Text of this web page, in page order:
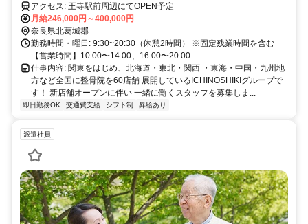
アクセス: 王寺駅前周辺にてOPEN予定
月給246,000円～400,000円
奈良県北葛城郡
勤務時間・曜日: 9:30~20:30（休憩2時間） ※固定残業時間を含む
【営業時間】10:00〜14:00、16:00〜20:00
仕事内容: 関東をはじめ、北海道・東北・関西 ・東海・中国・九州地
方など全国に整骨院を60店舗 展開しているICHINOSHIKIグループで
す！ 新店舗オープンに伴い 一緒に働くスタッフを募集しま...
即日勤務OK 交通費支給 シフト制 昇給あり
派遣社員